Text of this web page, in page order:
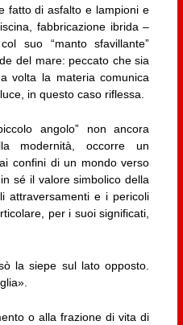
fatto di asfalto e lampioni e
fabbricazione ibrida –
suo “manto sfavillante”
del mare: peccato che sia
volta la materia comunica
in questo caso riflessa.
angolo” non ancora
modernità, occorre un
confini di un mondo verso
sé il valore simbolico della
attraversamenti e i pericoli
per i suoi significati,
la siepe sul lato opposto.
o alla frazione di vita di